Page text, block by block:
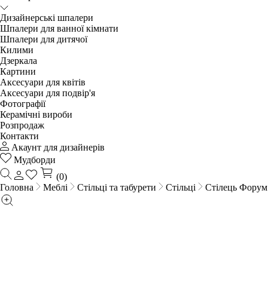
Дизайнерські шпалери
Шпалери для ванної кімнати
Шпалери для дитячої
Килими
Дзеркала
Картини
Аксесуари для квітів
Аксесуари для подвір'я
Фотографії
Керамічні вироби
Розпродаж
Контакти
Акаунт для дизайнерів
Мудборди
(0)
Головна
Меблі Стільці та табурети Стільці Стілець Форум